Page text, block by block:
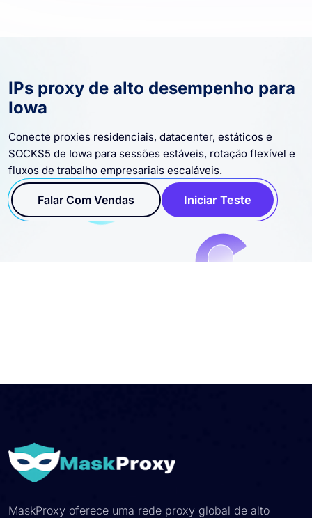
IPs proxy de alto desempenho para
Iowa
Conecte proxies residenciais, datacenter, estáticos e
SOCKS5 de Iowa para sessões estáveis, rotação flexível e
fluxos de trabalho empresariais escaláveis.
Falar Com Vendas Iniciar Teste
MaskProxy oferece uma rede proxy global de alto